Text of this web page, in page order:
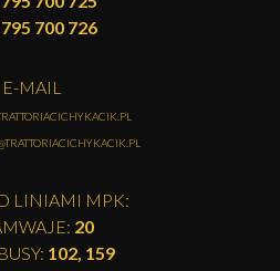
700 726
E-MAIL
LINIAMI MPK:
20
102, 159